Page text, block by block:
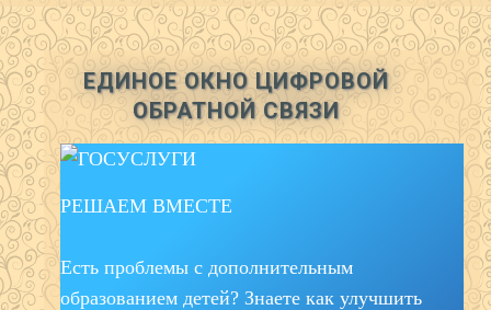
ЕДИНОЕ ОКНО ЦИФРОВОЙ
ОБРАТНОЙ СВЯЗИ
РЕШАЕМ ВМЕСТЕ
Есть проблемы с дополнительным
образованием детей? Знаете как улучшить